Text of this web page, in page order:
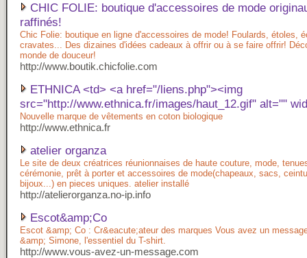
CHIC FOLIE: boutique d'accessoires de mode
raffinés!
Chic Folie: boutique en ligne d'accessoires de mode! Foulards, étoles,
cravates... Des dizaines d'idées cadeaux à offrir ou à se faire offrir!
monde de douceur!
http://www.boutik.chicfolie.com
ETHNICA <td> <a href="/liens.php"><img
src="http://www.ethnica.fr/images/haut_12.gif" alt=""
Nouvelle marque de vêtements en coton biologique
http://www.ethnica.fr
atelier organza
Le site de deux créatrices réunionnaises de haute couture, mode,
cérémonie, prêt à porter et accessoires de mode(chapeaux, sacs,
bijoux...) en pieces uniques. atelier installé
http://atelierorganza.no-ip.info
Escot&amp;Co
Escot &amp; Co : Cr&eacute;ateur des marques Vous avez un
&amp; Simone, l'essentiel du T-shirt.
http://www.vous-avez-un-message.com